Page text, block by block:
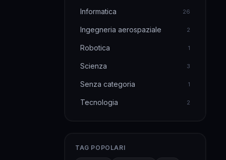
Informatica 26
Ingegneria aerospaziale 2
Robotica 1
Scienza 3
Senza categoria 1
Tecnologia 2
TAG POPOLARI